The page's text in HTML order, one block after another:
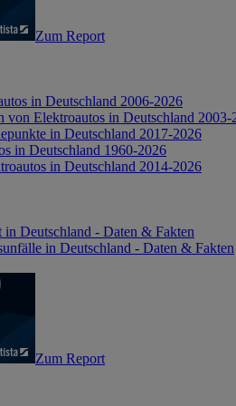
Zum Report
in Deutschland 2006-2026
von Elektroautos in Deutschland 2003-
in Deutschland 2017-2026
in Deutschland 1960-2026
in Deutschland 2014-2026
Deutschland - Daten & Fakten
in Deutschland - Daten & Fakten
Zum Report